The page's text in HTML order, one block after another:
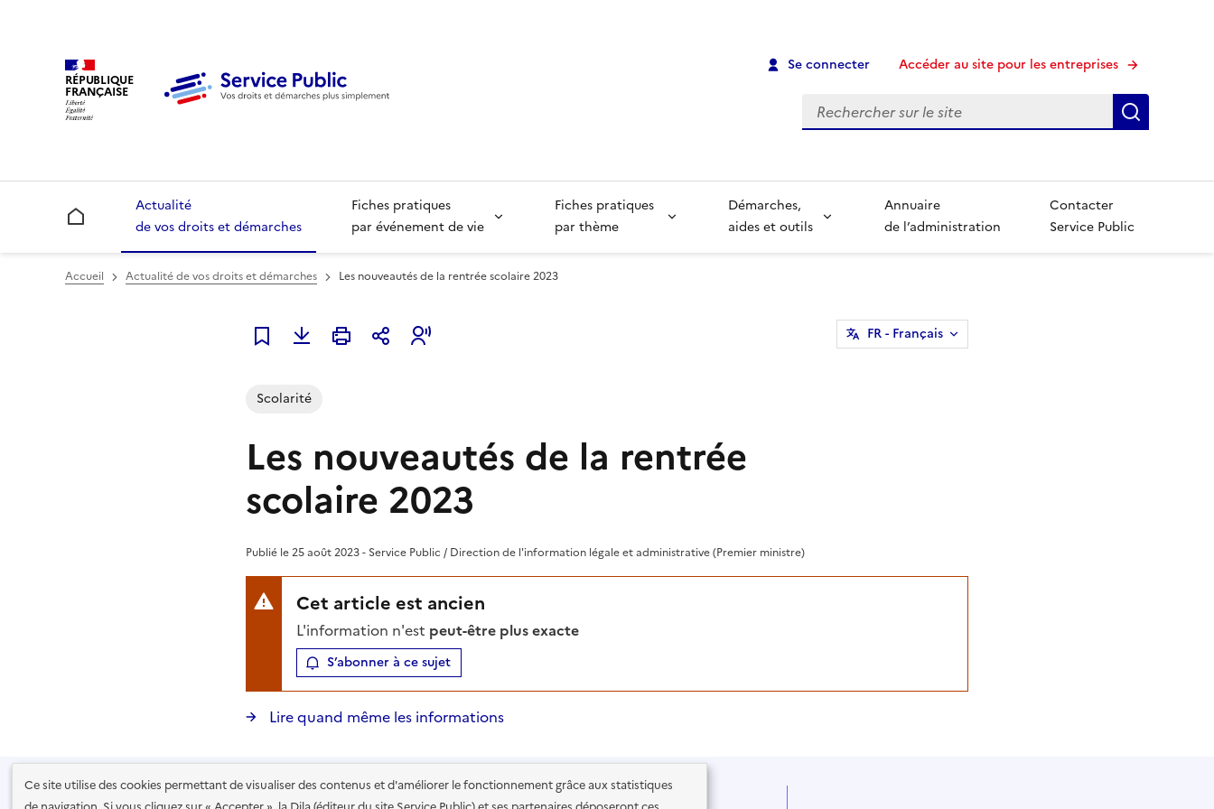
Ce site utilise des cookies permettant de visualiser des contenus et d'améliorer le fonctionnement grâce aux statistiques
RÉPUBLIQUE
FRANÇAISE
Se connecter Accéder au site pour les entreprises
Recherche
Accueil
Actualité
de vos droits et démarches
Fiches pratiques
par événement de vie
Fiches pratiques
par thème
Démarches,
aides et outils
Annuaire
de l’administration
Contacter
Service Public
Accueil Actualité de vos droits et démarches Les nouveautés de la rentrée scolaire 2023
Ajouter à mes alertes
FR- Français
Scolarité
Les nouveautés de la rentrée
scolaire 2023
Publié le 25 août 2023 - Service Public / Direction de l'information légale et administrative (Premier ministre)
Cet article est ancien
L'information n'est peut-être plus exacte
S’abonner à ce sujet
Lire quand même les informations
Recevoir la lettre de Service Public